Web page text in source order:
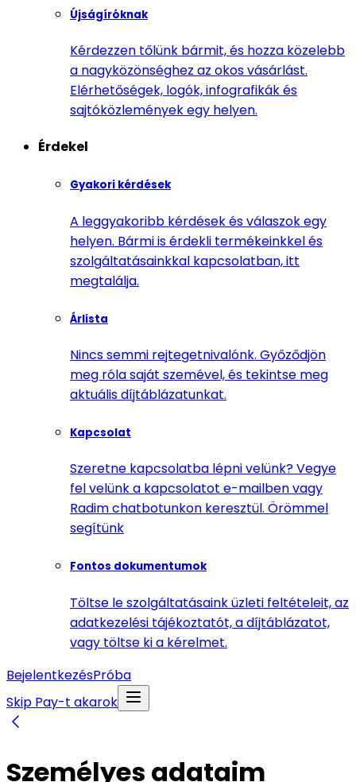
Újságíróknak
Kérdezzen tőlünk bármit, és hozza közelebb
a nagyközönséghez az okos vásárlást.
Elérhetőségek, logók, infografikák és
sajtóközlemények egy helyen.
Érdekel
Gyakori kérdések
A leggyakoribb kérdések és válaszok egy
helyen. Bármi is érdekli termékeinkkel és
szolgáltatásainkkal kapcsolatban, itt
megtalálja.
Árlista
Nincs semmi rejtegetnivalónk. Győződjön
meg róla saját szemével, és tekintse meg
aktuális díjtáblázatunkat.
Kapcsolat
Szeretne kapcsolatba lépni velünk? Vegye
fel velünk a kapcsolatot e-mailben vagy
Radim chatbotunkon keresztül. Örömmel
segítünk
Fontos dokumentumok
Töltse le szolgáltatásaink üzleti feltételeit, az
adatkezelési tájékoztatót, a díjtáblázatot,
vagy töltse ki a kérelmet.
BejelentkezésPróba
Skip Pay-t akarok
Személyes adataim